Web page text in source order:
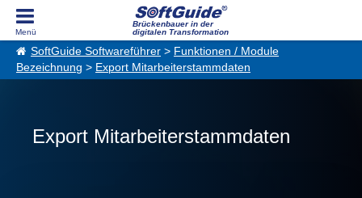
Brückenbauer in der
digitalen Transformation
SoftGuide Softwareführer > Funktionen / Module
Bezeichnung > Export Mitarbeiterstammdaten
Export Mitarbeiterstammdaten